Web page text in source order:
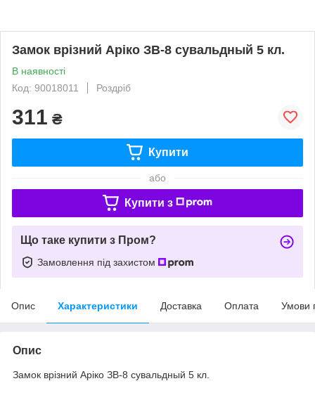
Замок врізний Аріко ЗВ-8 сувальдный 5 кл.
В наявності
Код: 90018011
Роздріб
311 ₴
Купити
або
Купити з
Що таке купити з Пром?
Замовлення під захистом
Опис Характеристики Доставка Оплата Умови
Опис
Замок врізний Аріко ЗВ-8 сувальдный 5 кл.